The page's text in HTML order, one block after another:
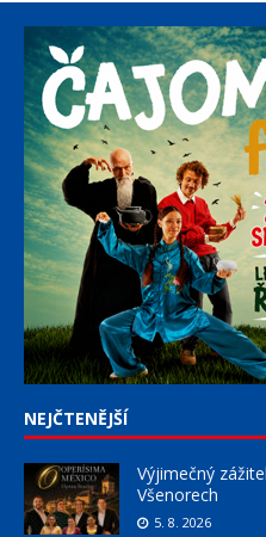
NEJČTENĚJŠÍ
Výjimečný
Všenorech
5. 8. 2026